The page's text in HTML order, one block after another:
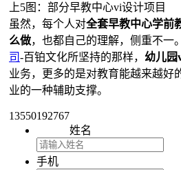
上5图：部分早教中心vi设计项目
虽然，每个人对全套早教中心学前
么做，也都自己的理解，侧重不一
司-百铂文化所坚持的那样， 幼儿园
业务，更多的是对教育能越来越好
业的一种辅助支撑。
13550192767
姓名
手机